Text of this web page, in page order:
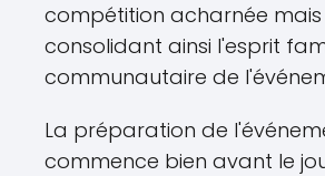
compétition acharnée
consolidant ainsi l'esprit
communautaire de
La préparation de
commence bien avant le